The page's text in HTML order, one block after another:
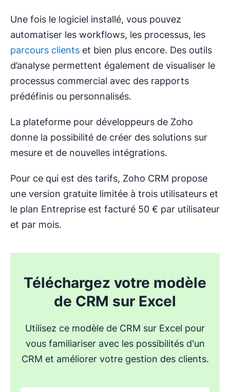
Une fois le logiciel installé, vous pouvez
automatiser les workflows, les processus, les
parcours clients et bien plus encore. Des outils
d’analyse permettent également de visualiser le
processus commercial avec des rapports
prédéfinis ou personnalisés.
La plateforme pour développeurs de Zoho
donne la possibilité de créer des solutions sur
mesure et de nouvelles intégrations.
Pour ce qui est des tarifs, Zoho CRM propose
une version gratuite limitée à trois utilisateurs et
le plan Entreprise est facturé 50 € par utilisateur
et par mois.
Téléchargez votre modèle
de CRM sur Excel
Utilisez ce modèle de CRM sur Excel pour
vous familiariser avec les possibilités d'un
CRM et améliorer votre gestion des clients.